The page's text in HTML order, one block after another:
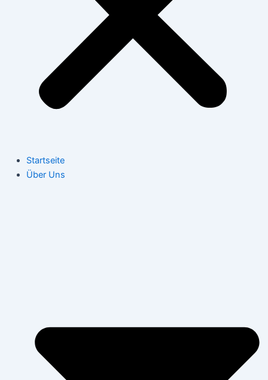
Startseite
Über Uns